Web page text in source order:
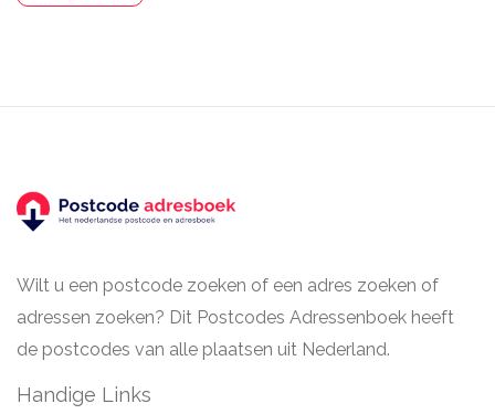
Wilt u een postcode zoeken of een adres zoeken of
adressen zoeken? Dit Postcodes Adressenboek heeft
de postcodes van alle plaatsen uit Nederland.
Handige Links